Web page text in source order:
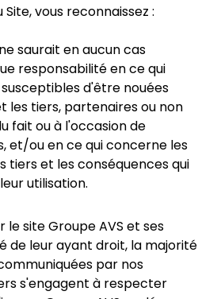
vous reconnaissez :
saurait en aucun cas
responsabilité en ce qui
d'être nouées
les tiers, partenaires ou non
fait ou à l'occasion de
et/ou en ce qui concerne les
tiers et les conséquences qui
utilisation.
le site Groupe AVS et ses
de leur ayant droit, la majorité
par nos
s'engagent à respecter